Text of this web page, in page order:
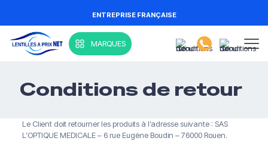
ENTREPRISE FRANÇAISE
MARQUES
Conditions de retour
Le Client doit retourner les produits à l’adresse suivante : SAS
L’OPTIQUE MEDICALE – 6 rue Eugène Boudin – 76000 Rouen.